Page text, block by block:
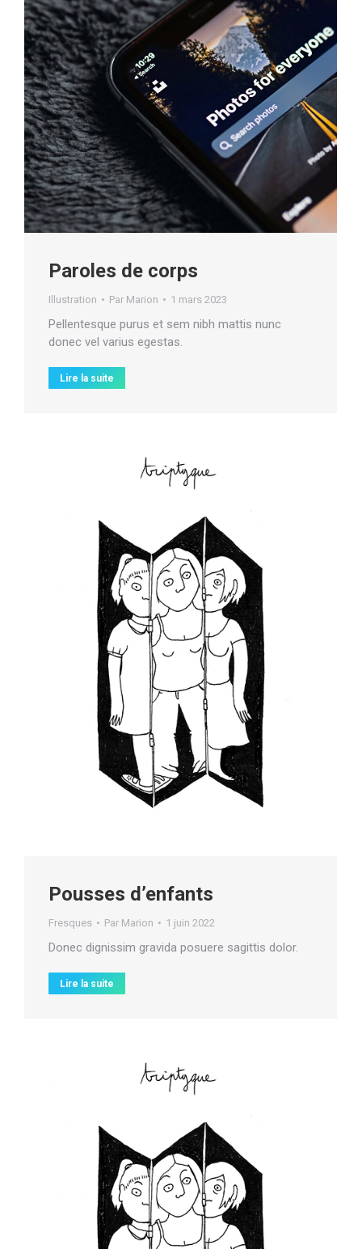
Paroles de corps
Illustration Par Marion 1 mars 2023
Pellentesque purus et sem nibh mattis nunc
donec vel varius egestas.
Lire la suite
Pousses d’enfants
Fresques Par Marion 1 juin 2022
Donec dignissim gravida posuere sagittis dolor.
Lire la suite